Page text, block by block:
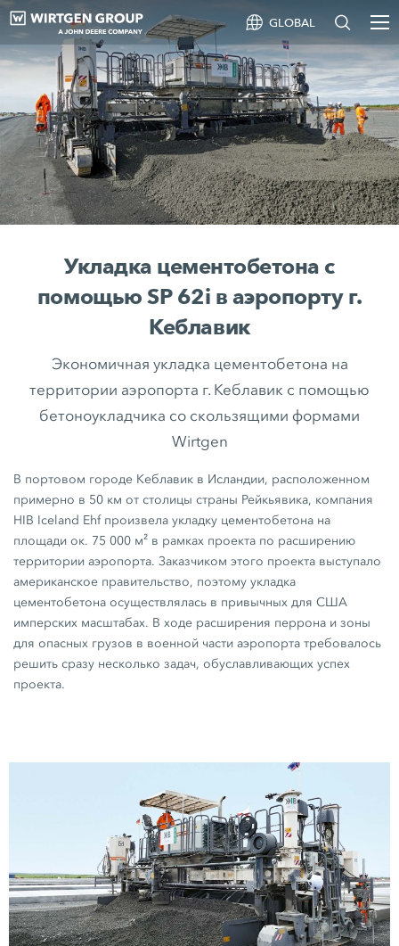
GLOBAL
Укладка цементобетона с
помощью SP 62i в аэропорту г.
Кеблавик
Экономичная укладка цементобетона на
территории аэропорта г. Кеблавик с помощью
бетоноукладчика со скользящими формами
Wirtgen
В портовом городе Кеблавик в Исландии, расположенном
примерно в 50 км от столицы страны Рейкьявика, компания
HIB Iceland Ehf произвела укладку цементобетона на
площади ок. 75 000 м² в рамках проекта по расширению
территории аэропорта. Заказчиком этого проекта выступало
американское правительство, поэтому укладка
цементобетона осуществлялась в привычных для США
имперских масштабах. В ходе расширения перрона и зоны
для опасных грузов в военной части аэропорта требовалось
решить сразу несколько задач, обуславливающих успех
проекта.